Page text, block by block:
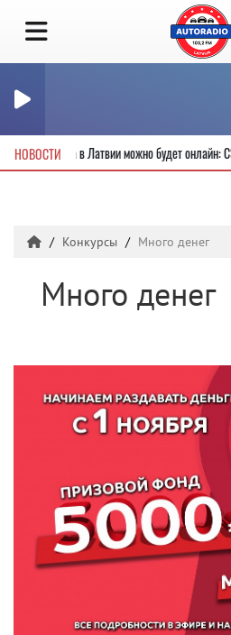
НОВОСТИправа в Латвии можно будет онлайн:
Конкурсы Много денег
Много денег